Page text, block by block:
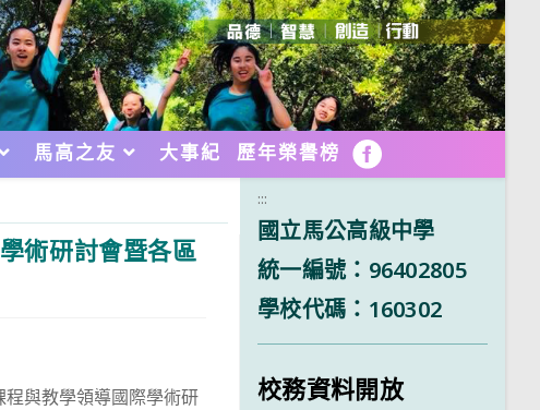
馬高之友 大事紀 歷年榮譽榜 FB
術研討會暨各區
程與教學領導國際學術研
:::
國立馬公高級中學
統一編號：96402805
學校代碼：160302
校務資料開放